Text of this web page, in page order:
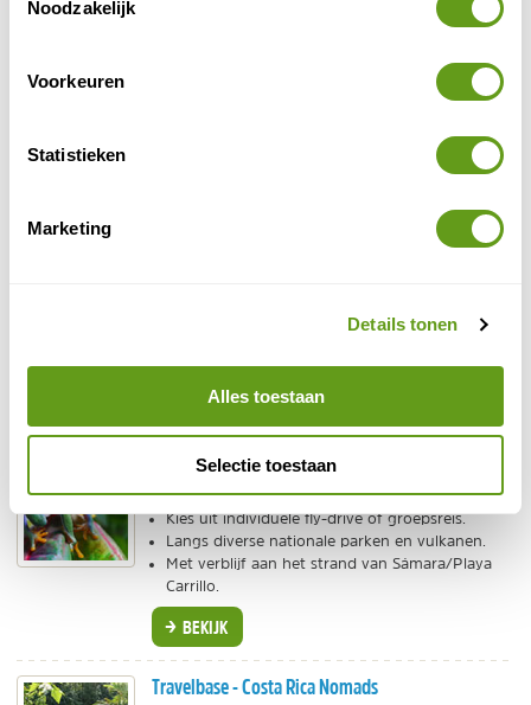
Noodzakelijk
Voorkeuren
Statistieken
Marketing
Details tonen
Alles toestaan
Selectie toestaan
Alle kosten inbegrepen, ook verzekeringen.
BEKIJK
Fox - Costa Rica
Kies uit individuele fly-drive of groepsreis.
Langs diverse nationale parken en vulkanen.
Met verblijf aan het strand van Sámara/Playa
Carrillo.
BEKIJK
Travelbase - Costa Rica Nomads